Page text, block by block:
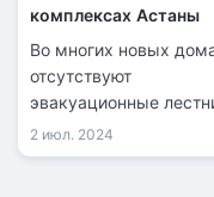
комплексах Астаны
Во многих новых
отсутствуют
эвакуационные
а системы пожарного
оповещения
2 июл. 2024